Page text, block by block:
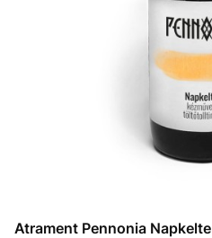
Atrament Pennonia Napkelte - Wschód słońca (60 ml)